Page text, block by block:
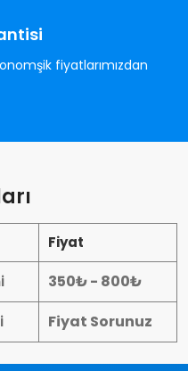
fiyatlarımızdan
Fiyat
350₺ - 800₺
Fiyat Sorunuz